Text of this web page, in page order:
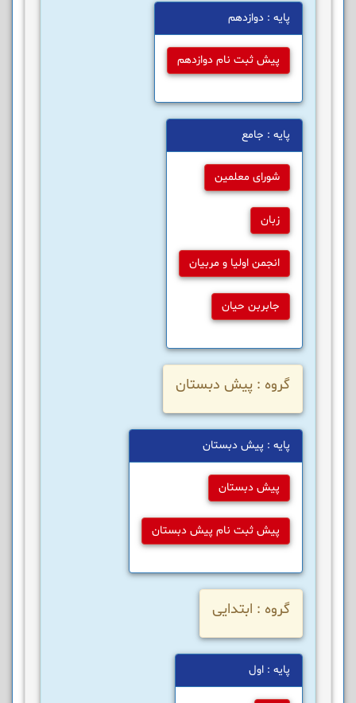
پایه : دوازدهم
پیش ثبت نام دوازدهم
پایه : جامع
شورای معلمین
زبان
انجمن اولیا و مربیان
جابربن حیان
گروه : پیش دبستان
پایه : پیش دبستان
پیش دبستان
پیش ثبت نام پیش دبستان
گروه : ابتدایی
پایه : اول